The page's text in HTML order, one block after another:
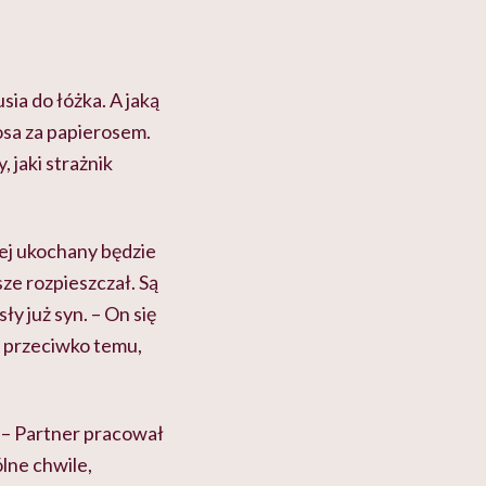
do łóżka. A jaką
za papierosem.
jaki strażnik
ukochany będzie
rozpieszczał. Są
już syn. – On się
przeciwko temu,
Partner pracował
chwile,